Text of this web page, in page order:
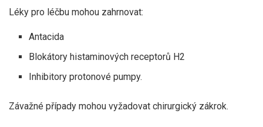
Léky pro léčbu mohou zahrnovat:
Antacida
Blokátory histaminových receptorů H2
Inhibitory protonové pumpy.
Závažné případy mohou vyžadovat chirurgický zákrok.